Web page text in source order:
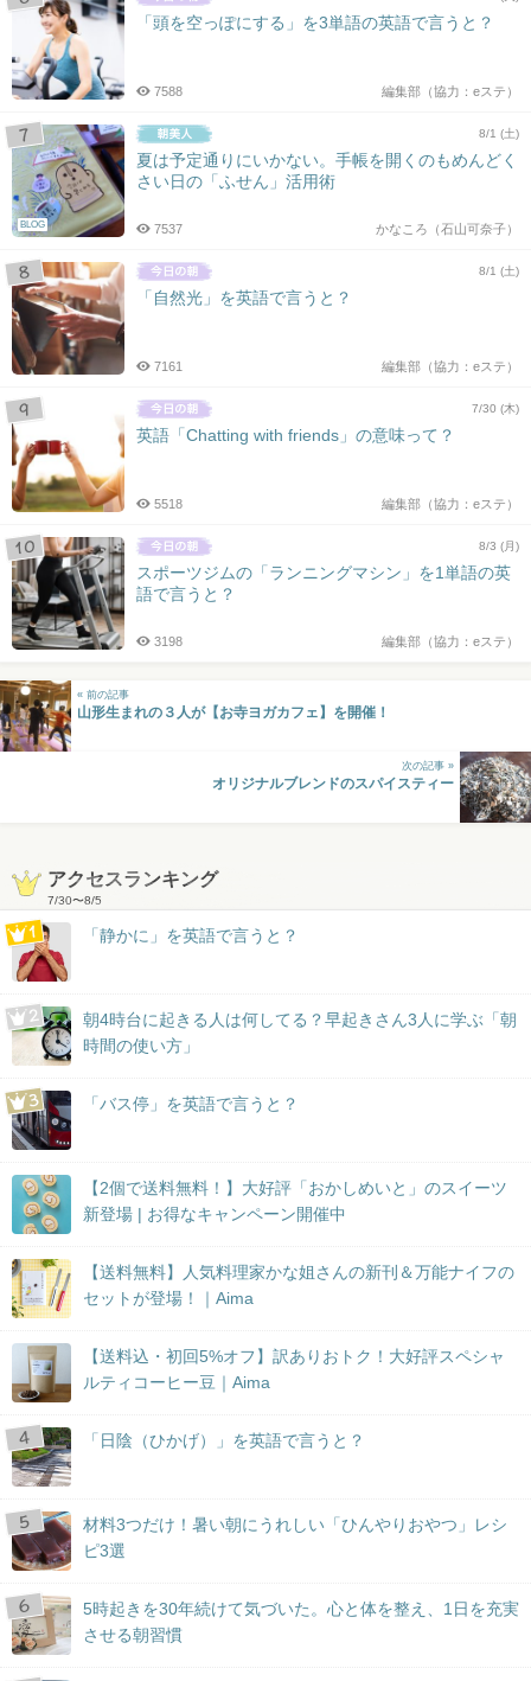
「頭を空っぽにする」を3単語の英語で言うと？
編集部（協力：eステ）
7588
BLOG
8/1 (土)
夏は予定通りにいかない。手帳を開くのもめんどく
さい日の「ふせん」活用術
かなころ（石山可奈子）
7537
8/1 (土)
「自然光」を英語で言うと？
編集部（協力：eステ）
7161
7/30 (木)
英語「Chatting with friends」の意味って？
編集部（協力：eステ）
5518
8/3 (月)
スポーツジムの「ランニングマシン」を1単語の英
語で言うと？
編集部（協力：eステ）
3198
« 前の記事
山形生まれの３人が【お寺ヨガカフェ】を開催！
次の記事 »
オリジナルブレンドのスパイスティー
アクセスランキング
7/30〜8/5
「静かに」を英語で言うと？
朝4時台に起きる人は何してる？早起きさん3人に学ぶ「朝
時間の使い方」
「バス停」を英語で言うと？
【2個で送料無料！】大好評「おかしめいと」のスイーツ
新登場 | お得なキャンペーン開催中
【送料無料】人気料理家かな姐さんの新刊＆万能ナイフの
セットが登場！｜Aima
【送料込・初回5%オフ】訳ありおトク！大好評スペシャ
ルティコーヒー豆｜Aima
「日陰（ひかげ）」を英語で言うと？
材料3つだけ！暑い朝にうれしい「ひんやりおやつ」レシ
ピ3選
5時起きを30年続けて気づいた。心と体を整え、1日を充実
させる朝習慣